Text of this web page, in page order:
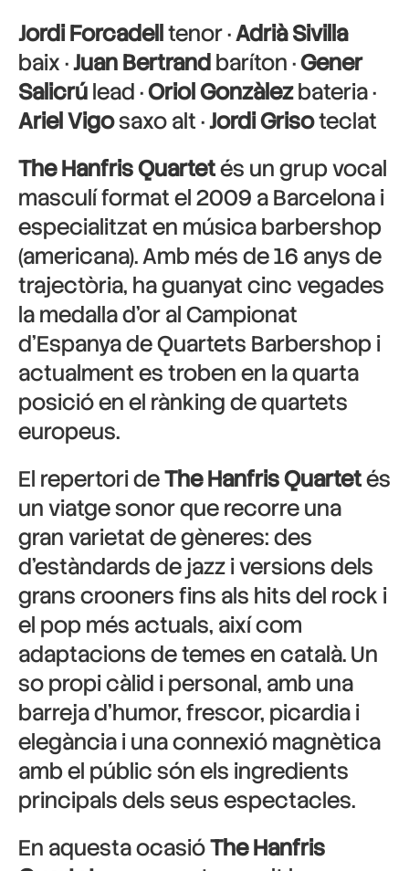
Jordi Forcadelltenor ·Adrià Sivilla
baix ·Juan Bertrandbaríton ·Gener
Salicrúlead ·Oriol Gonzàlezbateria ·
Ariel Vigosaxo alt ·Jordi Grisoteclat
The Hanfris Quartetés un grup vocal
masculí format el 2009 a Barcelona i
especialitzat en música barbershop
(americana). Amb més de 16 anys de
trajectòria, ha guanyat cinc vegades
la medalla d’or al Campionat
d’Espanya de Quartets Barbershop i
actualment es troben en la quarta
posició en el rànking de quartets
europeus.
El repertori deThe Hanfris Quartetés
un viatge sonor que recorre una
gran varietat de gèneres: des
d’estàndards de jazz i versions dels
grans crooners fins als hits del rock i
el pop més actuals, així com
adaptacions de temes en català. Un
so propi càlid i personal, amb una
barreja d’humor, frescor, picardia i
elegància i una connexió magnètica
amb el públic són els ingredients
principals dels seus espectacles.
En aquesta ocasióThe Hanfris